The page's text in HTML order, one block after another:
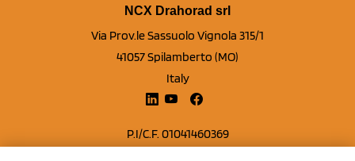
NCX Drahorad srl
Via Prov.le Sassuolo Vignola 315/1
41057 Spilamberto (MO)
Italy
P.I/C.F. 01041460369